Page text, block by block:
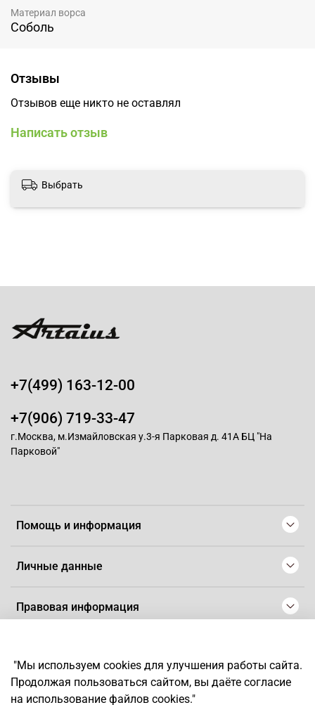
Материал ворса
Соболь
Отзывы
Отзывов еще никто не оставлял
Написать отзыв
Выбрать
Помощь и информация
Личные данные
Правовая информация
+7(499) 163-12-00
+7(906) 719-33-47
г.Москва, м.Измайловская у.3-я Парковая д. 41А БЦ "На
Парковой"
*Любое использование контента без письменного разрешения
запрещено
"Мы используем cookies для улучшения работы сайта.
Продолжая пользоваться сайтом, вы даёте согласие
на использование файлов cookies."